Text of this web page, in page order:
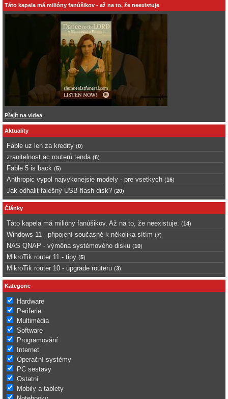
Táto kapela má milióny fanúšikov - až na to, že neexistuje
Přejít na videa
Aktuality
Fable uz len za kredity (0)
zranitelnost ac routerů tenda (6)
Fable 5 is back (5)
Anthropic vypol najvykonejsie modely - pre vsetkych (16)
Jak odhalit falešný USB flash disk? (20)
Články
Táto kapela má milióny fanúšikov. Až na to, že neexistuje. (14)
Windows 11 - připojení současně k několika sítím (7)
NAS QNAP - výměna systémového disku (10)
MikroTik router 11 - tipy (5)
MikroTik router 10 - upgrade routeru (3)
Kategorie
Hardware
Periferie
Multimédia
Software
Programování
Internet
Operační systémy
PC sestavy
Ostatní
Mobily a tablety